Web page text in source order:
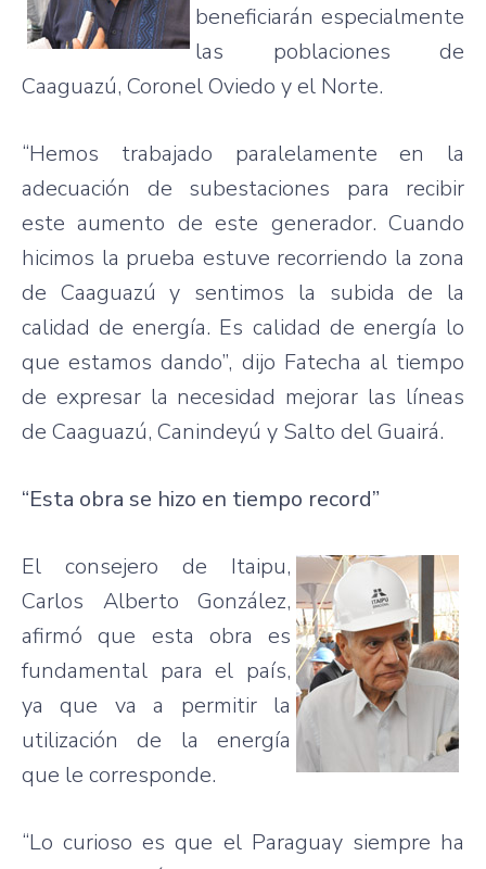
beneficiarán especialmente
las poblaciones de
Caaguazú, Coronel Oviedo y el Norte.
“Hemos trabajado paralelamente en la
adecuación de subestaciones para recibir
este aumento de este generador. Cuando
hicimos la prueba estuve recorriendo la zona
de Caaguazú y sentimos la subida de la
calidad de energía. Es calidad de energía lo
que estamos dando”, dijo Fatecha al tiempo
de expresar la necesidad mejorar las líneas
de Caaguazú, Canindeyú y Salto del Guairá.
“Esta obra se hizo en tiempo record”
El consejero de Itaipu,
Carlos Alberto González,
afirmó que esta obra es
fundamental para el país,
ya que va a permitir la
utilización de la energía
que le corresponde.
“Lo curioso es que el Paraguay siempre ha